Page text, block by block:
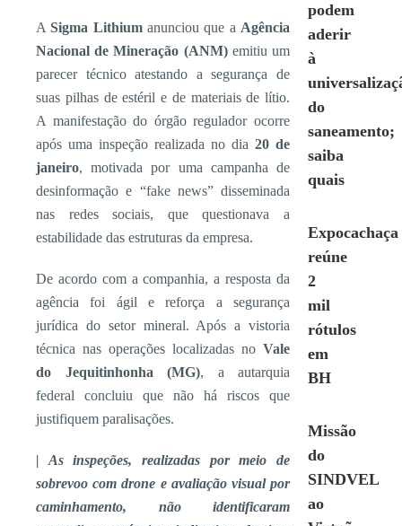
ASigma Lithiumanunciou que a Agência
Nacional de Mineração (ANM)emitiu um
parecer técnico atestando a segurança de
suas pilhas de estéril e de materiais de lítio.
A manifestação do órgão regulador ocorre
após uma inspeção realizada no dia 20 de
janeiro, motivada por uma campanha de
desinformação e “fake news” disseminada
nas redes sociais, que questionava a
estabilidade das estruturas da empresa.
De acordo com a companhia, a resposta da
agência foi ágil e reforça a segurança
jurídica do setor mineral. Após a vistoria
técnica nas operações localizadas no Vale
do Jequitinhonha (MG), a autarquia
federal concluiu que não há riscos que
justifiquem paralisações.
| As inspeções, realizadas por meio de
sobrevoo com drone e avaliação visual por
caminhamento, não identificaram
podem
aderir
à
do
saneamento;
saiba
quais
Expocachaça
reúne
2
mil
rótulos
em
BH
Missão
do
SINDVEL
ao